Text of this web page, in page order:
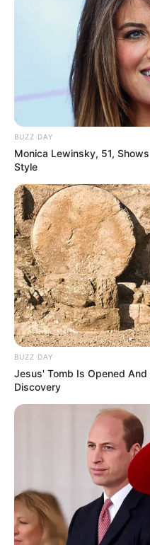
BUZZ DAY
Monica Lewinsky, 51,
Style
BUZZ DAY
Jesus' Tomb Is Opened
Discovery